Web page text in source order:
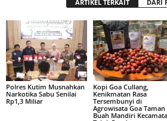
ARTIKEL TERKAIT DARI
Polres Kutim Musnahkan
Narkotika Sabu Senilai
Rp1,3 Miliar
Kopi Goa Cullang,
Kenikmatan Rasa
Tersembunyi di
Agrowisata Goa Taman
Buah Mandiri